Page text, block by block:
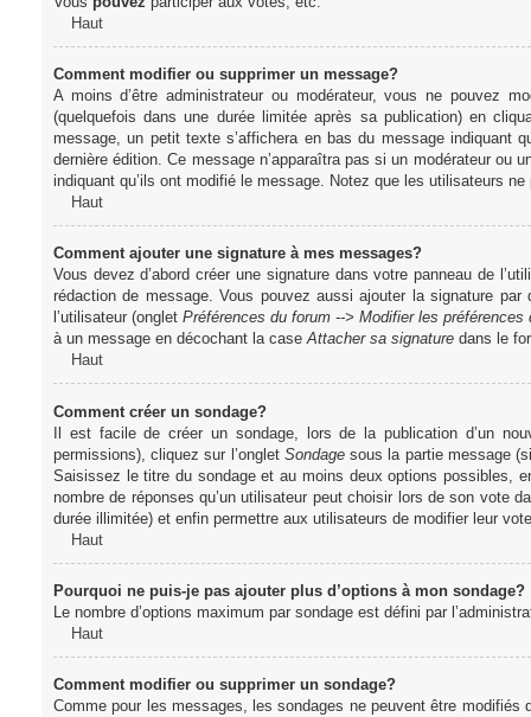
Haut
Comment modifier ou supprimer un message?
A moins d’être administrateur ou modérateur, vous ne pouvez
(quelquefois dans une durée limitée après sa publication) en
message, un petit texte s’affichera en bas du message indiquant
dernière édition. Ce message n’apparaîtra pas si un modérateur
indiquant qu’ils ont modifié le message. Notez que les utilisateurs
Haut
Comment ajouter une signature à mes messages?
Vous devez d’abord créer une signature dans votre panneau de
rédaction de message. Vous pouvez aussi ajouter la signature
l’utilisateur (onglet Préférences du forum --> Modifier les préférences
à un message en décochant la caseAttacher sa signaturedans le
Haut
Comment créer un sondage?
Il est facile de créer un sondage, lors de la publication d’un
permissions), cliquez sur l’onglet Sondagesous la partie message
Saisissez le titre du sondage et au moins deux options possibles,
nombre de réponses qu’un utilisateur peut choisir lors de son vote
durée illimitée) et enfin permettre aux utilisateurs de modifier leur
Haut
Pourquoi ne puis-je pas ajouter plus d’options à mon sondage?
Le nombre d’options maximum par sondage est défini par
Haut
Comment modifier ou supprimer un sondage?
Comme pour les messages, les sondages ne peuvent être modifiés